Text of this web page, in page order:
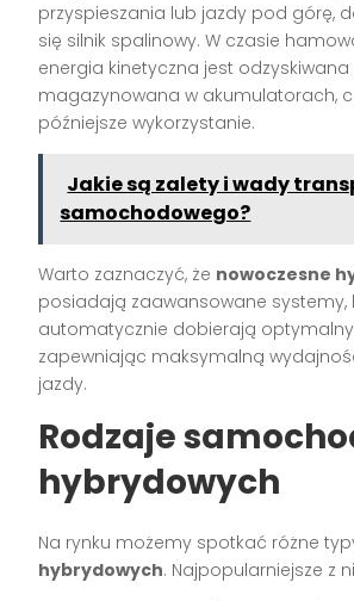
przyspieszania lub jazdy pod górę,
się silnik spalinowy. W czasie
energia kinetyczna jest odzyskiwana
magazynowana w akumulatorach,
późniejsze wykorzystanie.
Jakie są zalety i wady
samochodowego?
Warto zaznaczyć, że nowoczesne
posiadają zaawansowane systemy,
automatycznie dobierają
zapewniając maksymalną
jazdy.
Rodzaje
hybrydowych
Na rynku możemy spotkać różne
hybrydowych. Najpopularniejsze z